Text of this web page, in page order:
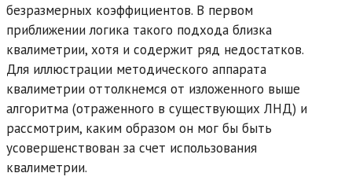
безразмерных коэффициентов. В первом
приближении логика такого подхода близка
квалиметрии, хотя и содержит ряд недостатков.
Для иллюстрации методического аппарата
квалиметрии оттолкнемся от изложенного выше
алгоритма (отраженного в существующих ЛНД) и
рассмотрим, каким образом он мог бы быть
усовершенствован за счет использования
квалиметрии.